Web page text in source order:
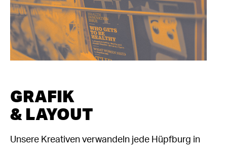
GRAFIK
& LAYOUT
Unsere Kreativen verwandeln jede Hüpfburg in